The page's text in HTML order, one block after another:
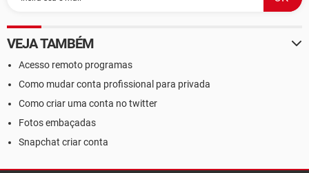
VEJA TAMBÉM
Acesso remoto programas
Como mudar conta profissional para privada
Como criar uma conta no twitter
Fotos embaçadas
Snapchat criar conta